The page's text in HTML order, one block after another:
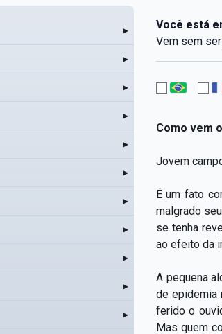
▸
▸
▸
▸
▸
▸
▸
▸
▸
▸
▸
Você está
Vem sem
Como vem
Jovem
É um fato
malgrado
se tenha
ao efeito da
A pequena
de epidemia
ferido o
Mas quem